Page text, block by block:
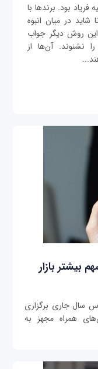
بود. برندها با
شاید در میان انبوه
این روش دیگر جواب
را نشنوند. آن‌ها از
بیشتر بازار
موبایل که از تاریخ 2 تا 5 مارس سال جاری برگزاری
همراه مجهز به